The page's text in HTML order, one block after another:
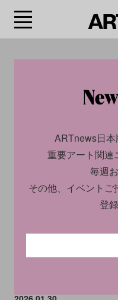
#デイヴ
ンスキー
ARTnews日
重要アート関連
毎週
その他、イベント
登